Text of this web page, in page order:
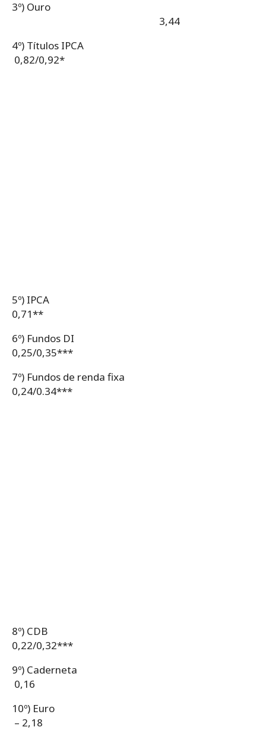
3º) Ouro
3,44
4º) Títulos IPCA
0,82/0,92*
5º) IPCA
0,71**
6º) Fundos DI
0,25/0,35***
7º) Fundos de renda fixa
0,24/0.34***
8º) CDB
0,22/0,32***
9º) Caderneta
0,16
10º) Euro
– 2,18